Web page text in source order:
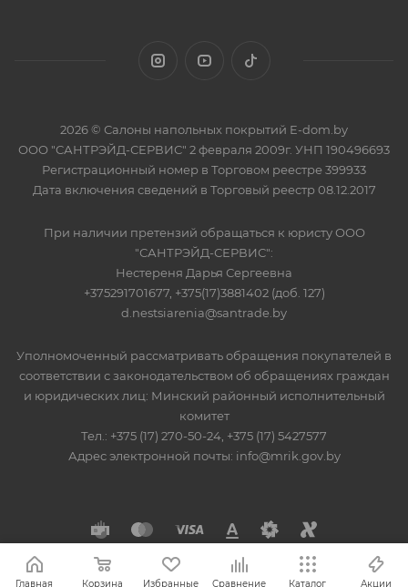
2026 © Салоны напольных покрытий E-dom.by
ООО "САНТРЭЙД-СЕРВИС" 2 февраля 2009г. УНП 190496693
Регистрационный номер в Торговом реестре 399933
Дата включения сведений в Торговый реестр 08.12.2017
При наличии претензий обращаться к юристу ООО
"САНТРЭЙД-СЕРВИС":
Нестереня Дарья Сергеевна
+375291701677, +375(17)3881402 (доб. 127)
d.nestsiarenia@santrade.by
Уполномоченный рассматривать обращения покупателей в
соответствии с законодательством об обращениях граждан
и юридических лиц: Минский районный исполнительный
комитет
Тел.: +375 (17) 270-50-24, +375 (17) 5427577
Адрес электронной почты: info@mrik.gov.by
Главная Корзина Избранные Сравнение Каталог Акции